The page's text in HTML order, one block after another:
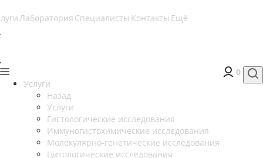
Лаборатория Специалисты Контакты Ещё
0
Услуги
Назад
Услуги
Гистологические исследования
Иммуногистохимические исследования
Молекулярно-генетические исследования
Цитологические исследования